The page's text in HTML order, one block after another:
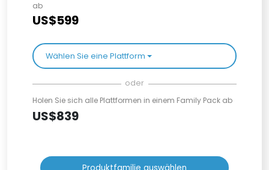
ab
US$599
Wählen Sie eine Plattform
oder
Holen Sie sich alle Plattformen in einem Family Pack ab
US$839